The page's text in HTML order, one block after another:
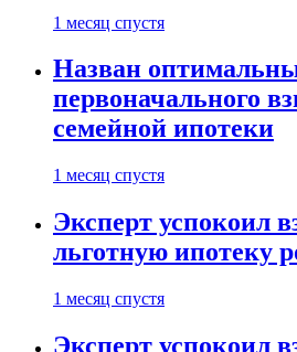
1 месяц спустя
Назван
первоначального
семейной ипотеки
1 месяц спустя
Эксперт успокоил
льготную ипотеку
1 месяц спустя
Эксперт успокоил